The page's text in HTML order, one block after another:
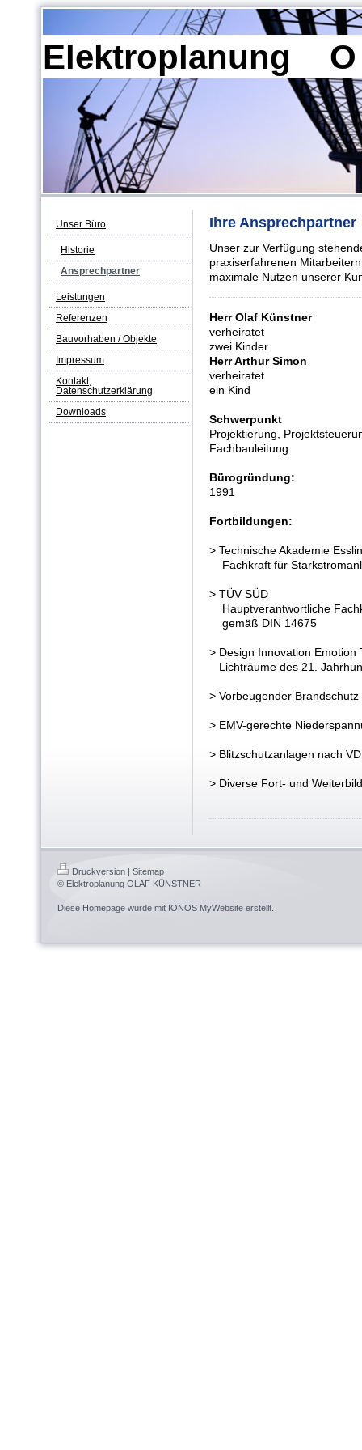
Elektroplanung O
Unser Büro
Historie
Ansprechpartner
Leistungen
Referenzen
Bauvorhaben / Objekte
Impressum
Kontakt,
Datenschutzerklärung
Downloads
Ihre Ansprechpartner
Unser zur Verfügung
praxiserfahrenen
maximale Nutzen unserer
Herr Olaf Künstner
verheiratet
zwei Kinder
Herr Arthur Simon
verheiratet
ein Kind
Schwerpunkt
Projektierung,
Fachbauleitung
Bürogründung:
1991
Fortbildungen:
> Technische Akademie
Fachkraft für
> TÜV SÜD
Hauptverantwortliche
gemäß DIN 14675
> Design Innovation Emotion
Lichträume des 21.
> Vorbeugender
> EMV-gerechte
> Blitzschutzanlagen nach
> Diverse Fort- und
Druckversion
Sitemap
© Elektroplanung OLAF KÜNSTNER
Diese Homepage wurde mit IONOS MyWebsite erstellt.